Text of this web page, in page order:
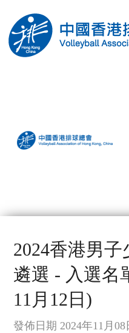
2024香港男
遴選 - 入選名
11月12日)
發佈日期 2024年11月08